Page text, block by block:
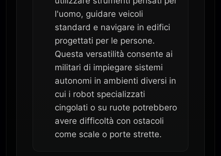
l'uomo, guidare veicoli
standard e navigare in edifici
progettati per le persone.
Questa versatilità consente ai
militari di impiegare sistemi
autonomi in ambienti diversi in
cui i robot specializzati
cingolati o su ruote potrebbero
avere difficoltà con ostacoli
come scale o porte strette.